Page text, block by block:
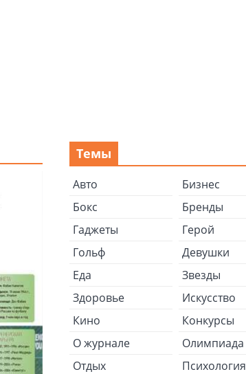
Темы
Авто
Бизнес
Бокс
Бренды
Гаджеты
Герой
Гольф
Девушки
Еда
Звезды
Здоровье
Искусство
Кино
Конкурсы
О журнале
Олимпиада
Отдых
Психология